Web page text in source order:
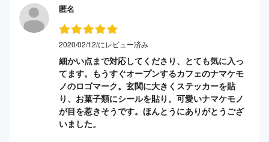
匿名
2020/02/12/にレビュー済み
細かい点まで対応してくださり、とても気に入っ
てます。もうすぐオープンするカフェのナマケモ
ノのロゴマーク。玄関に大きくステッカーを貼
り、お菓子類にシールを貼り。可愛いナマケモノ
が目を惹きそうです。ほんとうにありがとうござ
いました。